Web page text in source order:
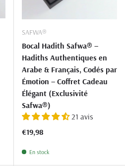
SAFWA®
Bocal Hadith Safwa® –
Hadiths Authentiques en
Arabe & Français, Codés par
Émotion – Coffret Cadeau
Élégant (Exclusivité
Safwa®)
21 avis
Prix habituel
€19,98
En stock